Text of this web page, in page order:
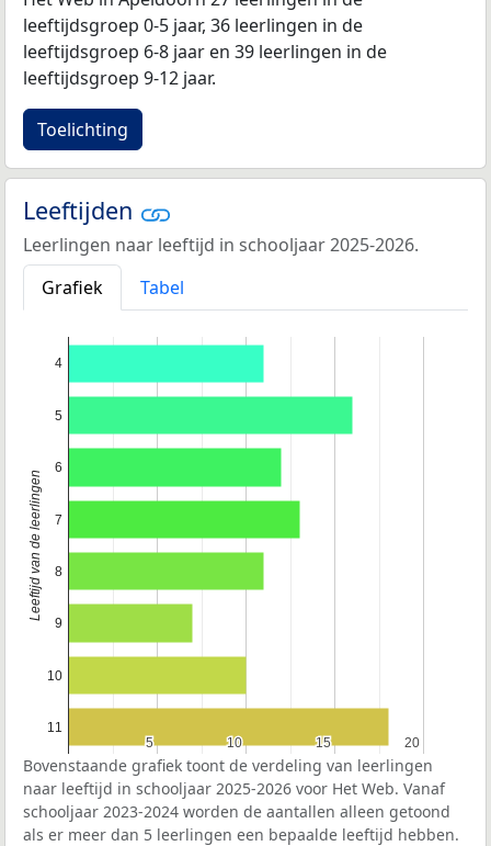
leeftijdsgroep 0-5 jaar, 36 leerlingen in de
leeftijdsgroep 6-8 jaar en 39 leerlingen in de
leeftijdsgroep 9-12 jaar.
Toelichting
Leeftijden
Leerlingen naar leeftijd in schooljaar 2025-2026.
Grafiek
Tabel
5
5 10
10 15
15 20
20
4
5
6
7
8
9
10
11
Leeftijd van de leerlingen
Bovenstaande grafiek toont de verdeling van leerlingen
naar leeftijd in schooljaar 2025-2026 voor Het Web. Vanaf
schooljaar 2023-2024 worden de aantallen alleen getoond
als er meer dan 5 leerlingen een bepaalde leeftijd hebben.